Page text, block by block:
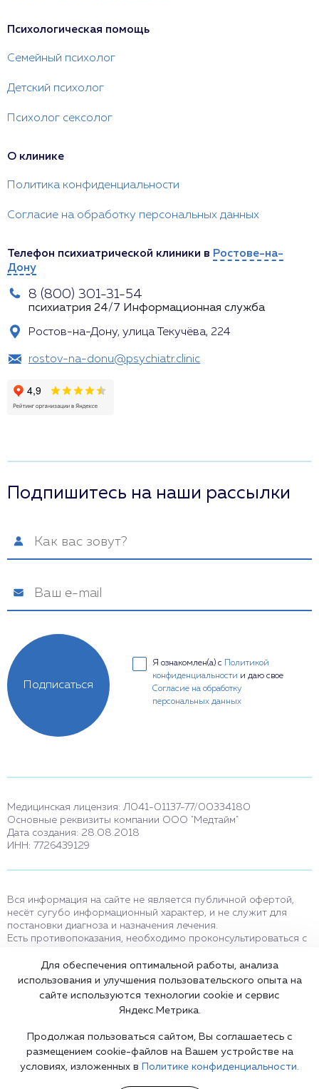
Психологическая помощь
Семейный психолог
Детский психолог
Психолог сексолог
О клинике
Политика конфиденциальности
Согласие на обработку персональных данных
Телефон психиатрической клиники в Ростове-на-
Дону
8 (800) 301-31-54
психиатрия 24/7 Информационная служба
Ростов-на-Дону, улица Текучёва, 224
rostov-na-donu@psychiatr.clinic
Подпишитесь на наши рассылки
Я ознакомлен(а) с
Политикой
конфиденциальности и даю свое
Согласие на обработку
персональных данных
Подписаться
Медицинская лицензия: Л041-01137-77/00334180
Основные реквизиты компании ООО "Медтайм"
Дата создания: 28.08.2018
ИНН: 7726439129
Вся информация на сайте не является публичной офертой,
несёт сугубо информационный характер, и не служит для
постановки диагноза и назначения лечения.
Есть противопоказания, необходимо проконсультироваться с
мессенджерам и в соцсетях носят исключительно
информационный характер и не являются медицинскими
услугами.
Оставаясь на сайте вы соглашаетесь на использование cookies.
Карта сайта
Для обеспечения оптимальной работы, анализа
использования и улучшения пользовательского опыта на
сайте используются технологии cookie и сервис
Яндекс.Метрика.
Продолжая пользоваться сайтом, Вы соглашаетесь с
размещением cookie-файлов на Вашем устройстве на
условиях, изложенных в
Политике конфиденциальности.